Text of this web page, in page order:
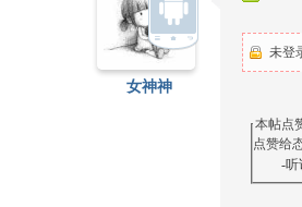
女神神
未登
本帖点
点赞给
-听